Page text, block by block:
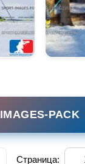
PACK
Страница: